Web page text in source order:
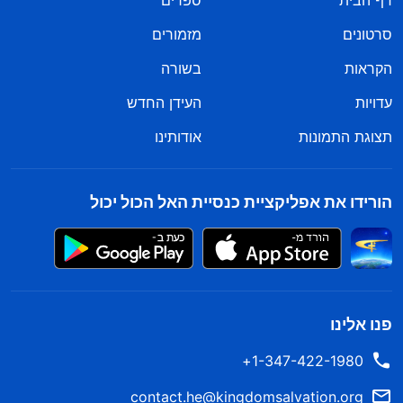
סרטונים
מזמורים
הקראות
בשורה
עדויות
העידן החדש
תצוגת התמונות
אודותינו
הורידו את אפליקציית כנסיית האל הכול יכול
פנו אלינו
1-347-422-1980+
contact.he@kingdomsalvation.org